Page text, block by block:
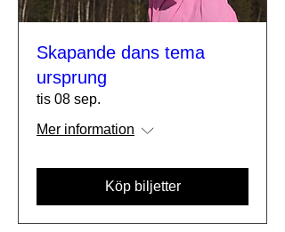
Skapande dans tema
ursprung
tis 08 sep.
Mer information
Köp biljetter